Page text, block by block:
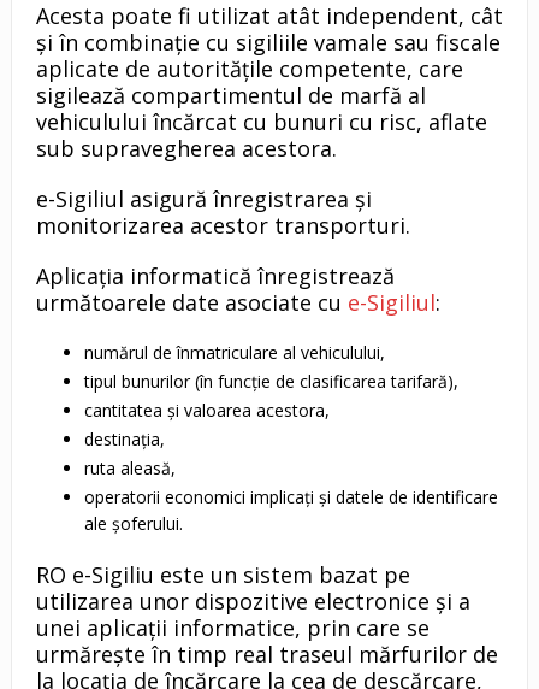
Acesta poate fi utilizat atât independent, cât
și în combinație cu sigiliile vamale sau fiscale
aplicate de autoritățile competente, care
sigilează compartimentul de marfă al
vehiculului încărcat cu bunuri cu risc, aflate
sub supravegherea acestora.
e-Sigiliul asigură înregistrarea și
monitorizarea acestor transporturi.
Aplicația informatică înregistrează
următoarele date asociate cu e-Sigiliul:
numărul de înmatriculare al vehiculului,
tipul bunurilor (în funcție de clasificarea tarifară),
cantitatea și valoarea acestora,
destinația,
ruta aleasă,
operatorii economici implicați și datele de identificare
ale șoferului.
RO e-Sigiliu este un sistem bazat pe
utilizarea unor dispozitive electronice și a
unei aplicații informatice, prin care se
urmărește în timp real traseul mărfurilor de
la locația de încărcare la cea de descărcare,